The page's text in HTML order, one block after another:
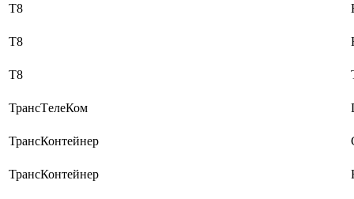
Т8
Т8
Т8
ТрансTелеКом
ТрансКонтейнер
ТрансКонтейнер